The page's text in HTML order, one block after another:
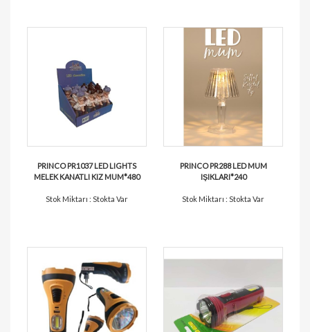
PRINCO PR1037 LED LIGHTS
MELEK KANATLI KIZ MUM*480
Stok Miktarı : Stokta Var
PRINCO PR288 LED MUM
IŞIKLARI*240
Stok Miktarı : Stokta Var